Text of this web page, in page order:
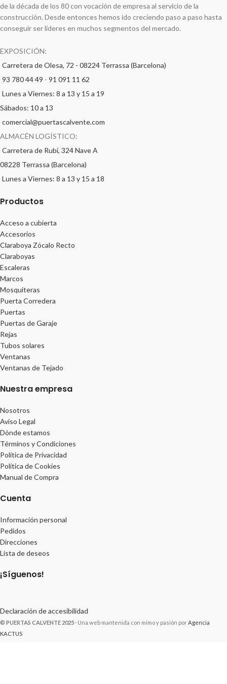
de la década de los 80 con vocación de empresa al servicio de la
construcción. Desde entonces hemos ido creciendo paso a paso hasta
conseguir ser líderes en muchos segmentos del mercado.
EXPOSICIÓN:
Carretera de Olesa, 72 - 08224 Terrassa (Barcelona)
93 780 44 49 - 91 091 11 62
Lunes a Viernes: 8 a 13 y 15 a 19
Sábados: 10 a 13
comercial@puertascalvente.com
ALMACÉN LOGÍSTICO:
Carretera de Rubí, 324 Nave A
08228 Terrassa (Barcelona)
Lunes a Viernes: 8 a 13 y 15 a 18
Productos
Acceso a cubierta
Accesorios
Claraboya Zócalo Recto
Claraboyas
Escaleras
Marcos
Mosquiteras
Puerta Corredera
Puertas
Puertas de Garaje
Rejas
Tubos solares
Ventanas
Ventanas de Tejado
Nuestra empresa
Nosotros
Aviso Legal
Dónde estamos
Términos y Condiciones
Política de Privacidad
Política de Cookies
Manual de Compra
Cuenta
Información personal
Pedidos
Direcciones
Lista de deseos
¡Síguenos!
Declaración de accesibilidad
© PUERTAS CALVENTE 2025 · Una web mantenida con mimo y pasión porAgencia
KACTUS